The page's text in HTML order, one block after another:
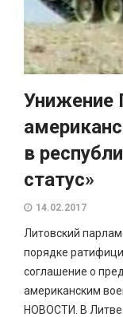
Унижение
в
статус»
14.02.2017
Литовский
порядке
соглашение о
американским
НОВОСТИ. В Литве